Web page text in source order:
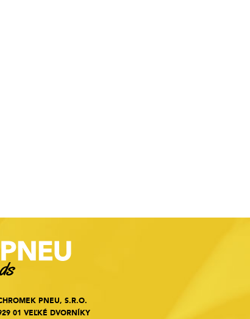
PNEU, S.R.O.
01 VEĽKÉ DVORNÍKY